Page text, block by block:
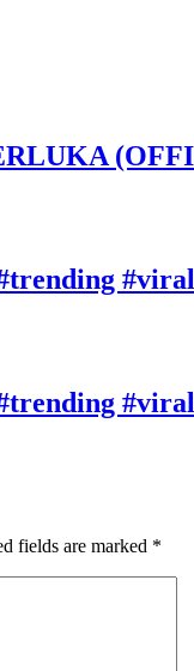
fields are marked *